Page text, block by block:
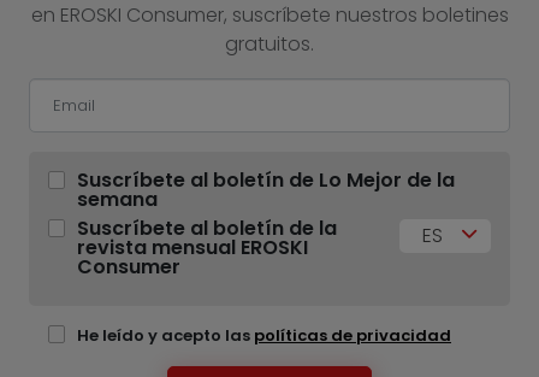
en EROSKI Consumer, suscríbete nuestros boletines
gratuitos.
Suscríbete al boletín de Lo Mejor de la
semana
Suscríbete al boletín de la
revista mensual EROSKI
Consumer
ES
He leído y acepto las políticas de privacidad